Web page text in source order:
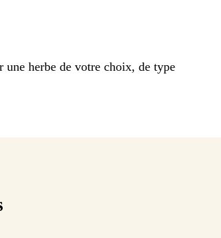
une herbe de votre choix, de type